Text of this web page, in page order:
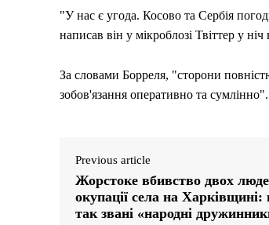
"У нас є угода. Косово та Сербія
написав він у мікроблозі Твіттер у
За словами Борреля, "сторони
зобов'язання оперативно та сумлінно".
Previous article
Жорстоке вбивство двох
окупації села на
так звані «народні